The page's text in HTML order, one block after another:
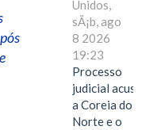
Unidos,
sÃ¡b, ago
8 2026
19:23
Processo
judicial acusa
a Coreia do
Norte e o